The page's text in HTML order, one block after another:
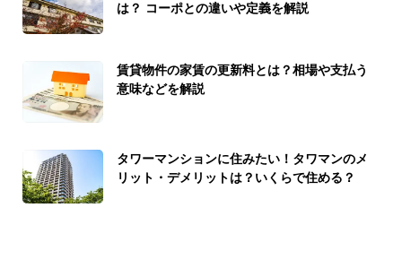
は？ コーポとの違いや定義を解説
賃貸物件の家賃の更新料とは？相場や支払う
意味などを解説
タワーマンションに住みたい！タワマンのメ
リット・デメリットは？いくらで住める？